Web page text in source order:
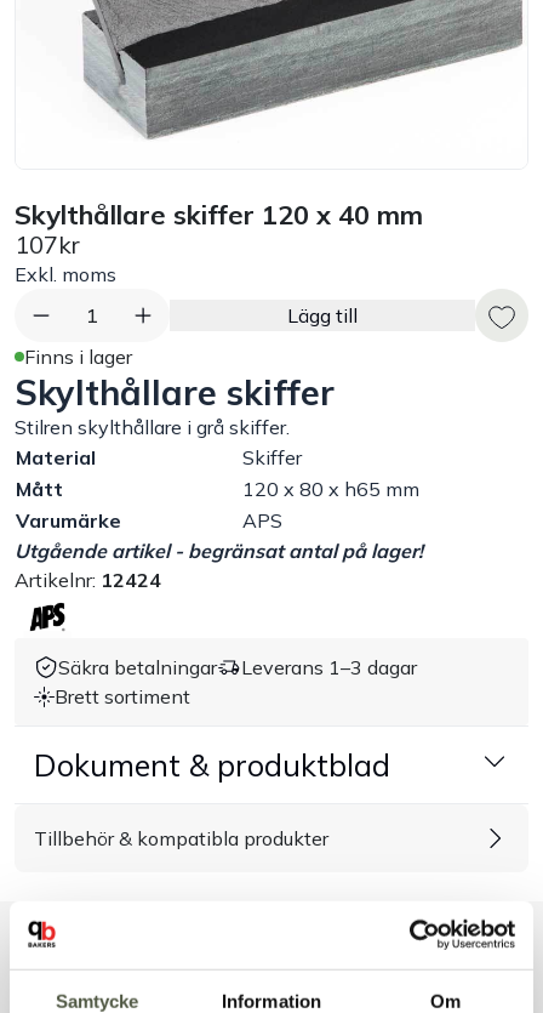
Samtycke Information Om
Råvaruhantering & lagring
Exponering & servering
Städutrustning
Arbetskläder
Plåtbyte
Monin
Handla efter bransch
Varumärken
Kontakt
Skylthållare skiffer 120 x 40 mm
107kr
Exkl. moms
1
Lägg till
Finns i lager
Skylthållare skiffer
Stilren skylthållare i grå skiffer.
Material
Skiffer
Mått
120 x 80 x h65 mm
Varumärke
APS
Utgående artikel - begränsat antal på lager!
Artikelnr: 12424
Säkra betalningar
Leverans 1–3 dagar
Brett sortiment
Dokument & produktblad
Tillbehör & kompatibla produkter
Liknande produkter